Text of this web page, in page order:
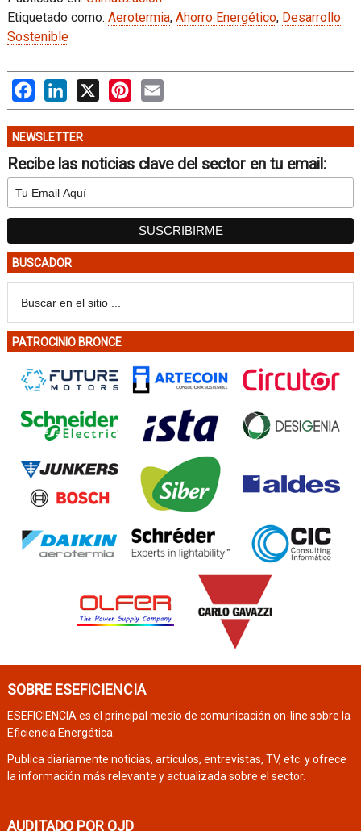
Etiquetado como: Aerotermia, Ahorro Energético, Desarrollo
Sostenible
FacebookLinkedIn Pinterest
NEWSLETTER
Recibe las noticias clave del sector en tu email:
BUSCADOR
PATROCINIO BRONCE
SOBRE ESEFICIENCIA
ESEFICIENCIA es el principal medio de comunicación on-line sobre la
Eficiencia Energética.
Publica diariamente noticias, artículos, entrevistas, TV, etc. y ofrece
la información más relevante y actualizada sobre el sector.
AUDITADO POR OJD